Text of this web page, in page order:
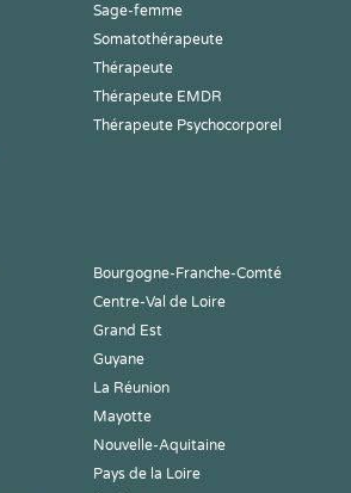
Sage-femme
Somatothérapeute
Thérapeute
Thérapeute EMDR
Thérapeute Psychocorporel
Bourgogne-Franche-Comté
Centre-Val de Loire
Grand Est
Guyane
La Réunion
Mayotte
Nouvelle-Aquitaine
Pays de la Loire